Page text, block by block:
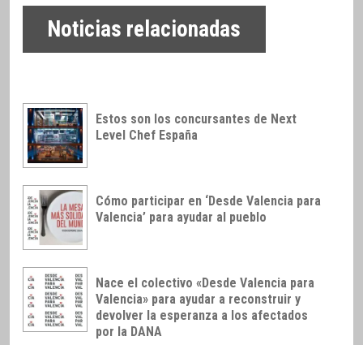
Noticias relacionadas
Estos son los concursantes de Next
Level Chef España
Cómo participar en ‘Desde Valencia para
Valencia’ para ayudar al pueblo
Nace el colectivo «Desde Valencia para
Valencia» para ayudar a reconstruir y
devolver la esperanza a los afectados
por la DANA